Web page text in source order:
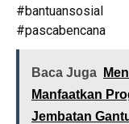
#bantuansosial
#pascabencana
Baca Juga
Manfaatkan
Jembatan